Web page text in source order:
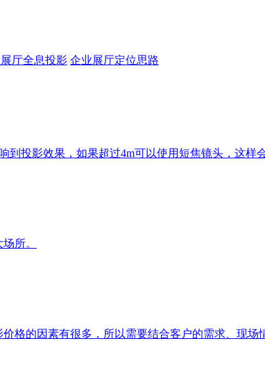
厅全息投影 企业展厅定位思路
投影效果，如果超过4m可以使用短焦镜头，这样
所。
格的因素有很多，所以需要结合客户的需求、现场